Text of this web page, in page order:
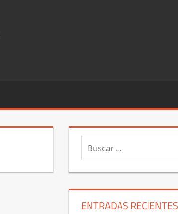
Buscar:
ENTRADAS RECIENTES